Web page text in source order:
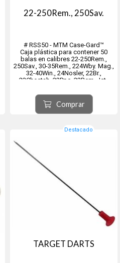
22-250Rem., 250Sav.
# RSS50 - MTM Case-Gard™
Caja plástica para contener 50
balas en calibres 22-250Rem.,
250Sav., 30-35Rem., 224Wby. Mag.,
32-40Win., 24Nosler, 22Br.,
22Cheetah, 22Ppc, 22Rem. Jet.,
350Legend, 351-401Win., 6mm ppc
USA, 6.8mm Rem. Spl., 6mm BR-
DX, 6mm Norma BR, 7mm BR, 7.9...
Comprar
Destacado
TARGET DARTS